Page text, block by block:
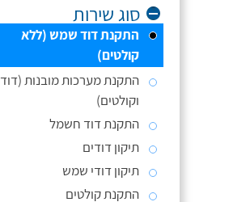
סוג שירות
התקנת דוד שמש (ללא
קולטים)
התקנת מערכות מובנות (דוד
וקולטים)
התקנת דוד חשמל
תיקון דודים
תיקון דודי שמש
התקנת קולטים